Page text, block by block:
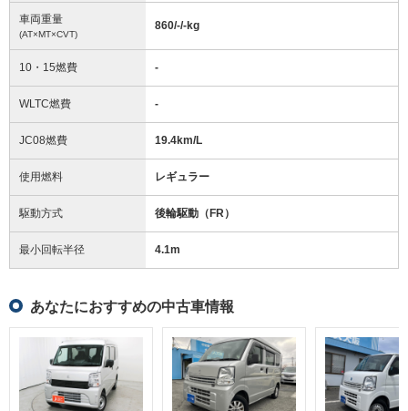
車両重量
(AT×MT×CVT)
860/-/-kg
10・15燃費 -
WLTC燃費 -
JC08燃費 19.4km/L
使用燃料 レギュラー
駆動方式 後輪駆動（FR）
最小回転半径 4.1m
あなたにおすすめの中古車情報